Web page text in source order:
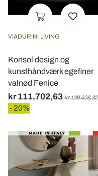
VIADURINI LIVING
Konsol design og
kunsthåndværk egefiner
valnød Fenice
kr 111.702,63 kr 139.628,32
- 20%